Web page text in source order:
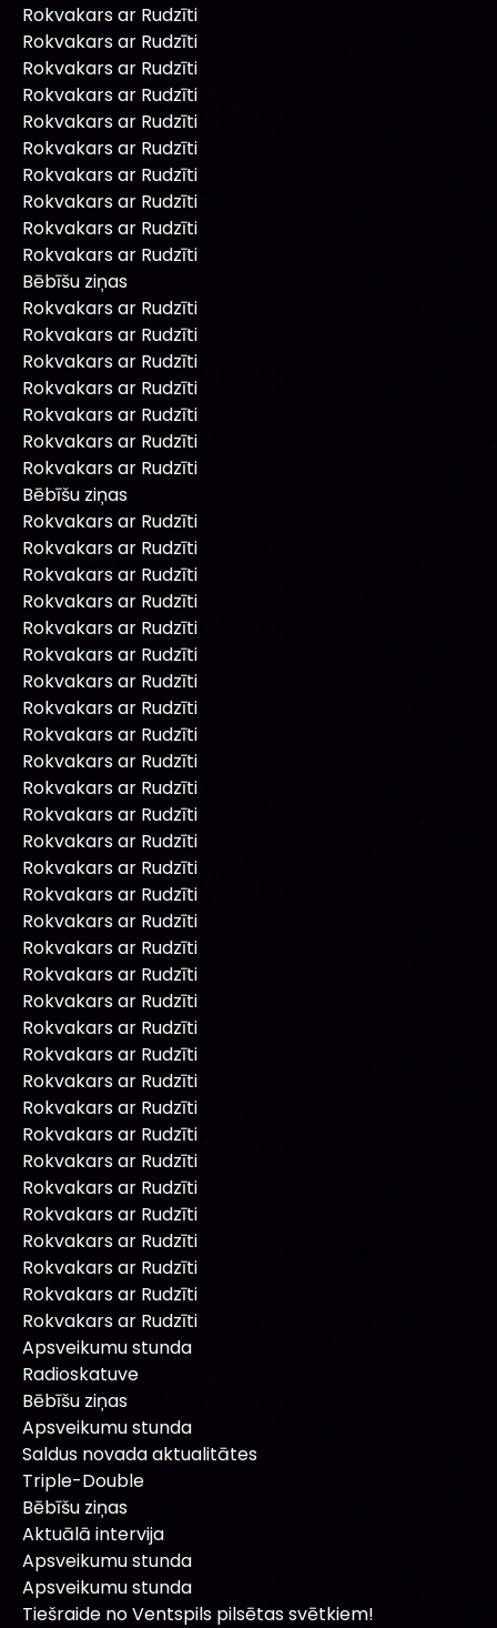
Rokvakars ar Rudzīti
Rokvakars ar Rudzīti
Rokvakars ar Rudzīti
Rokvakars ar Rudzīti
Rokvakars ar Rudzīti
Rokvakars ar Rudzīti
Rokvakars ar Rudzīti
Rokvakars ar Rudzīti
Rokvakars ar Rudzīti
Rokvakars ar Rudzīti
Bēbīšu ziņas
Rokvakars ar Rudzīti
Rokvakars ar Rudzīti
Rokvakars ar Rudzīti
Rokvakars ar Rudzīti
Rokvakars ar Rudzīti
Rokvakars ar Rudzīti
Rokvakars ar Rudzīti
Bēbīšu ziņas
Rokvakars ar Rudzīti
Rokvakars ar Rudzīti
Rokvakars ar Rudzīti
Rokvakars ar Rudzīti
Rokvakars ar Rudzīti
Rokvakars ar Rudzīti
Rokvakars ar Rudzīti
Rokvakars ar Rudzīti
Rokvakars ar Rudzīti
Rokvakars ar Rudzīti
Rokvakars ar Rudzīti
Rokvakars ar Rudzīti
Rokvakars ar Rudzīti
Rokvakars ar Rudzīti
Rokvakars ar Rudzīti
Rokvakars ar Rudzīti
Rokvakars ar Rudzīti
Rokvakars ar Rudzīti
Rokvakars ar Rudzīti
Rokvakars ar Rudzīti
Rokvakars ar Rudzīti
Rokvakars ar Rudzīti
Rokvakars ar Rudzīti
Rokvakars ar Rudzīti
Rokvakars ar Rudzīti
Rokvakars ar Rudzīti
Rokvakars ar Rudzīti
Rokvakars ar Rudzīti
Rokvakars ar Rudzīti
Rokvakars ar Rudzīti
Rokvakars ar Rudzīti
Apsveikumu stunda
Radioskatuve
Bēbīšu ziņas
Apsveikumu stunda
Saldus novada aktualitātes
Triple-Double
Bēbīšu ziņas
Aktuālā intervija
Apsveikumu stunda
Apsveikumu stunda
Tiešraide no Ventspils pilsētas svētkiem!